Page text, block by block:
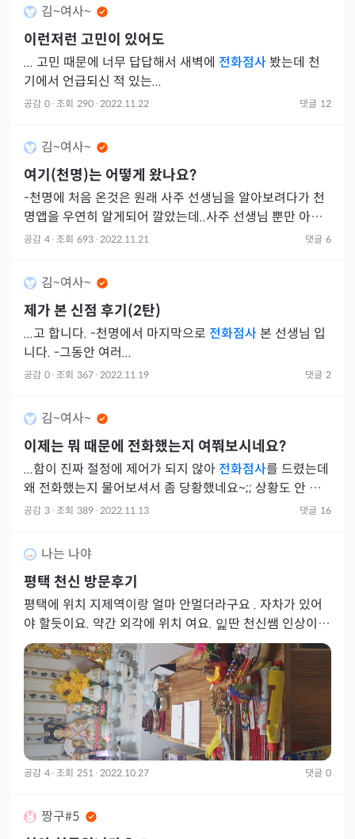
김~여사~
이런저런 고민이 있어도
... 고민 때문에 너무 답답해서 새벽에 전화점사 봤는데 천
기에서 언급되신 적 있는...
공감 0 · 조회 290 · 2022.11.22 댓글 12
김~여사~
여기(천명)는 어떻게 왔나요?
-천명에 처음 온것은 원래 사주 선생님을 알아보려다가 천
명앱을 우연히 알게되어 깔았는데..사주 선생님 뿐만 아니
공감 4 · 조회 693 · 2022.11.21 댓글 6
김~여사~
제가 본 신점 후기(2탄)
...고 합니다. -천명에서 마지막으로 전화점사본 선생님 입
니다. -그동안 여러...
공감 0 · 조회 367 · 2022.11.19 댓글 2
김~여사~
이제는 뭐 때문에 전화했는지 여쭤보시네요?
...함이 진짜 절정에 제어가 되지 않아 전화점사를 드렸는데
왜 전화했는지 물어보셔서 좀 당황했네요~;; 상황도 안 좋
은데 이유없는 우울
공감 3 · 조회 389 · 2022.11.13 댓글 16
나는 나야
평택 천신 방문후기
평택에 위치 지제역이랑 얼마 안멀더라구요 . 자차가 있어
야 할듯이요. 약간 외각에 위치 여요. 잁딴 천신쌤 인상이
좋으시구요. 성격도 털털하니 딥따 편하게 해주는 스타일~
공감 4 · 조회 251 · 2022.10.27 댓글 0
짱구#5